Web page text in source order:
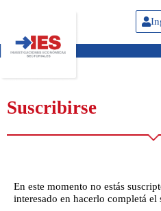
Suscribirse
En este momento no estás
interesado en hacerlo completá